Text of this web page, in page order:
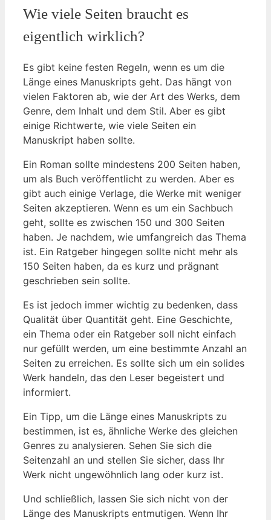
Wie viele Seiten braucht es
eigentlich wirklich?
Es gibt keine festen Regeln, wenn es um die
Länge eines Manuskripts geht. Das hängt von
vielen Faktoren ab, wie der Art des Werks, dem
Genre, dem Inhalt und dem Stil. Aber es gibt
einige Richtwerte, wie viele Seiten ein
Manuskript haben sollte.
Ein Roman sollte mindestens 200 Seiten haben,
um als Buch veröffentlicht zu werden. Aber es
gibt auch einige Verlage, die Werke mit weniger
Seiten akzeptieren. Wenn es um ein Sachbuch
geht, sollte es zwischen 150 und 300 Seiten
haben. Je nachdem, wie umfangreich das Thema
ist. Ein Ratgeber hingegen sollte nicht mehr als
150 Seiten haben, da es kurz und prägnant
geschrieben sein sollte.
Es ist jedoch immer wichtig zu bedenken, dass
Qualität über Quantität geht. Eine Geschichte,
ein Thema oder ein Ratgeber soll nicht einfach
nur gefüllt werden, um eine bestimmte Anzahl an
Seiten zu erreichen. Es sollte sich um ein solides
Werk handeln, das den Leser begeistert und
informiert.
Ein Tipp, um die Länge eines Manuskripts zu
bestimmen, ist es, ähnliche Werke des gleichen
Genres zu analysieren. Sehen Sie sich die
Seitenzahl an und stellen Sie sicher, dass Ihr
Werk nicht ungewöhnlich lang oder kurz ist.
Und schließlich, lassen Sie sich nicht von der
Länge des Manuskripts entmutigen. Wenn Ihr